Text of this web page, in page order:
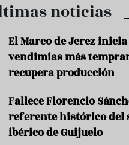
noticias
El Marco de Jerez
vendimias más
recupera producción
Fallece Florencio
referente histórico del
ibérico de Guijuelo